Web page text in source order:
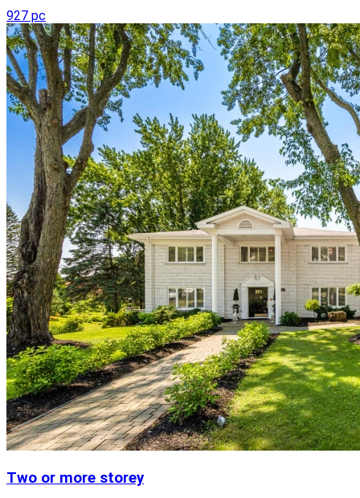
927 pc
Two or more storey